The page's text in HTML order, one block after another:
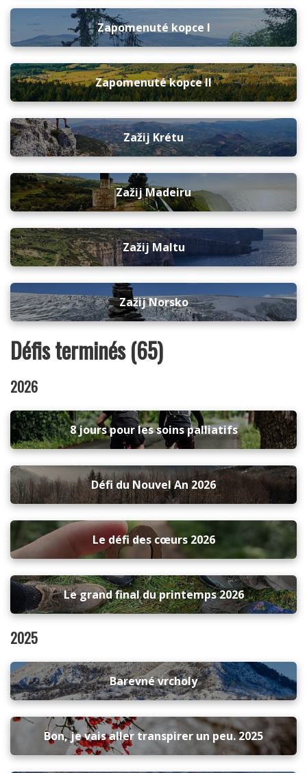
Zapomenuté kopce I
Zapomenuté kopce II
Zažij Krétu
Zažij Madeiru
Zažij Maltu
Zažij Norsko
Défis terminés (65)
2026
8 jours pour les soins palliatifs
Défi du Nouvel An 2026
Le défi des cœurs 2026
Le grand final du printemps 2026
2025
Barevné vrcholy
Bon, je vais aller transpirer un peu. 2025